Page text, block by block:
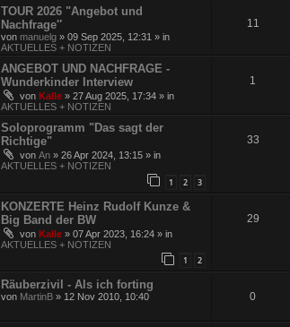
TOUR 2026 "Angebot und
Nachfrage″
von manuelg » 09 Sep 2025, 12:31 » in
AKTUELLES + NOTIZEN
11
ANGEBOT UND NACHFRAGE -
Wunderkinder Interview
von Kalle » 27 Aug 2025, 17:34 » in
AKTUELLES + NOTIZEN
1
Soloprogramm "Das sagt der
Richtige"
von An » 26 Apr 2024, 13:15 » in
AKTUELLES + NOTIZEN
1 2 3
33
KONZERTE Heinz Rudolf Kunze &
Big Band der BW
von Kalle » 07 Apr 2023, 16:24 » in
AKTUELLES + NOTIZEN
1 2
29
Räuberzivil - Als ich forting
von MartinB » 12 Nov 2010, 10:40 0